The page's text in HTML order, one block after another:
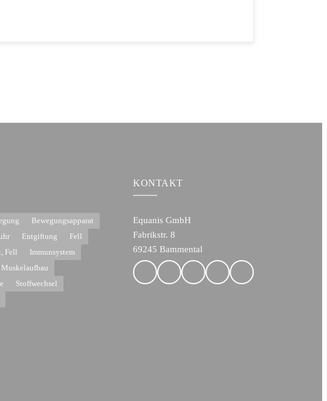
Bewegungsapparat
Entgiftung
Fell
Fell
Immunsystem
Muskelaufbau
Stoffwechsel
KONTAKT
Equanis GmbH
Fabrikstr. 8
69245 Bammental